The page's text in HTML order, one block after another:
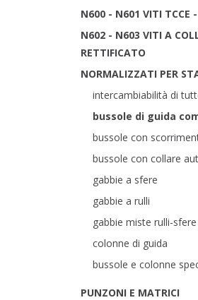
N600 - N601 VITI TCCE
N602 - N603 VITI A
RETTIFICATO
NORMALIZZATI PER
intercambiabilità di
bussole di guida
bussole con
bussole con collare
gabbie a sfere
gabbie a rulli
gabbie miste rulli-sfere
colonne di guida
bussole e colonne
PUNZONI E MATRICI